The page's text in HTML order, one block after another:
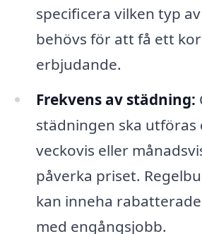
specificera vilken typ
behövs för att få ett
erbjudande.
Frekvens av städning:
städningen ska utföras
veckovis eller
påverka priset.
kan inneha
med engångsjobb.